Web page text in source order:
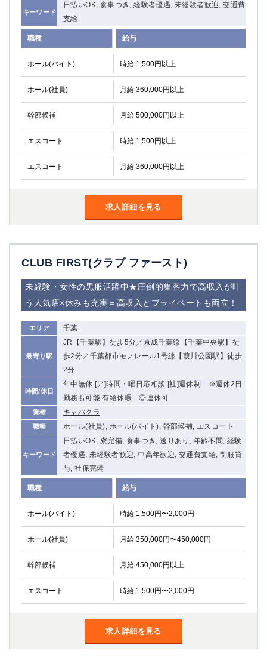
キーワード
日払いOK, 食事つき, 経験者優遇, 未経験者歓迎, 交通費
支給
職種 給与
ホール(バイト) 時給 1,500円以上
ホール(社員) 月給 360,000円以上
幹部候補 月給 500,000円以上
エスコート 時給 1,500円以上
エスコート 月給 360,000円以上
求人詳細を見る
CLUB FIRST(クラブ ファースト)
未経験・女性の黒服活躍中★圧倒的集客力で高収入が叶
う人気店×休みも充実＝高収入とプライベートも両立！
エリア 千葉
最寄り駅
JR【千葉駅】徒歩5分／京成千葉線【千葉中央駅】徒
歩2分／千葉都市モノレール1号線【葭川公園駅】徒歩
2分
時間/休日
年中無休 [ア]時間・曜日応相談 [社]週休制 ※週休2日
勤務も可能 有給休暇 ◎連休可
業種 キャバクラ
職種 ホール(社員), ホール(バイト), 幹部候補, エスコート
キーワード
日払いOK, 寮完備, 食事つき, 送りあり, 年齢不問, 経験
者優遇, 未経験者歓迎, 中高年歓迎, 交通費支給, 制服貸
与, 社保完備
職種 給与
ホール(バイト) 時給 1,500円〜2,000円
ホール(社員) 月給 350,000円〜450,000円
幹部候補 月給 450,000円以上
エスコート 時給 1,500円〜2,000円
求人詳細を見る